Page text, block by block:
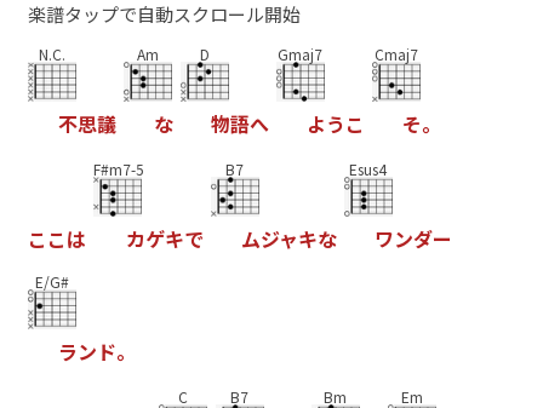
楽譜タップで自動スクロール開始
N.C.
不思議
Am
な
D
物語へ
Gmaj7
よう こ
Cmaj7
そ。
こ こは
F#m7-5
カゲキで
B7
ムジャキな
Esus4
ワンダー
E/G#
ラン ド。
C B7 Bm Em